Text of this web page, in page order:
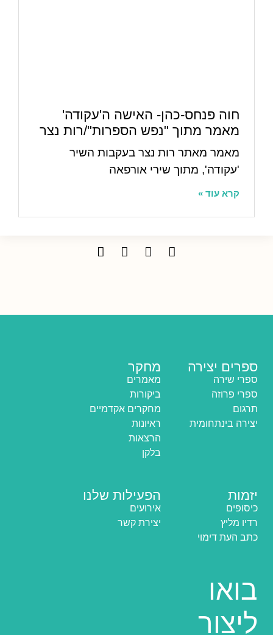
חוה פנחס-כהן- האישה ה'עקודה'
מאמר מתוך "נפש הספרות"/רות נצר
מאמר מאתר רות נצר בעקבות השיר
'עקודה', מתוך שירי אורפאה
קרא עוד »
ספרים יצירה
ספרי שירה
ספרי פרוזה
תרגום
יצירה בינתחומית
מחקר
מאמרים
ביקורות
מחקרים אקדמיים
ראיונות
הרצאות
בלקן
יזמות
כיסופים
רדיו מליץ
כתב העת דימוי
הפעילות שלנו
אירועים
יצירת קשר
בואו
ליצור